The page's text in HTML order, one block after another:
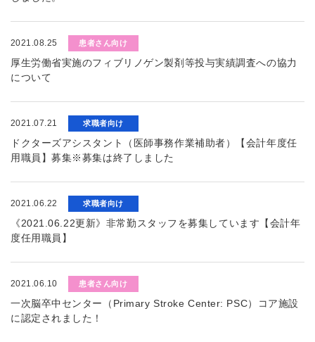
2021.08.25 患者さん向け
厚生労働省実施のフィブリノゲン製剤等投与実績調査への協力
について
2021.07.21 求職者向け
ドクターズアシスタント（医師事務作業補助者）【会計年度任
用職員】募集※募集は終了しました
2021.06.22 求職者向け
《2021.06.22更新》非常勤スタッフを募集しています【会計年
度任用職員】
2021.06.10 患者さん向け
一次脳卒中センター（Primary Stroke Center: PSC）コア施設
に認定されました！